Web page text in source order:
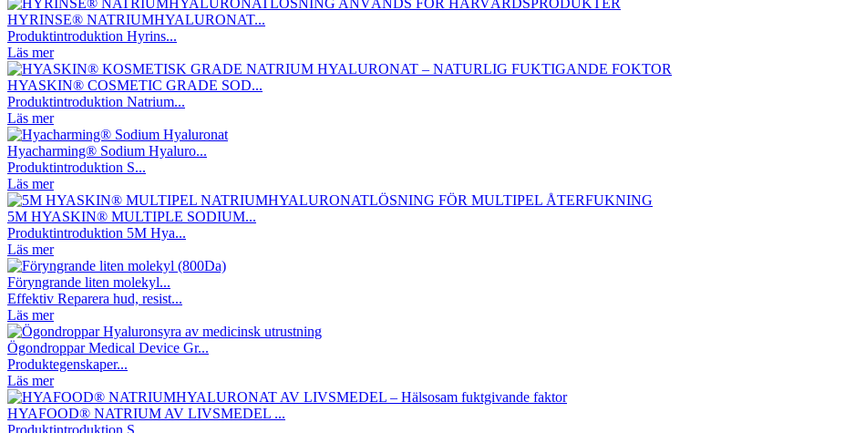
HYRINSE® NATRIUMHYALURONAT...
Produktintroduktion Hyrins...
Läs mer
HYASKIN® COSMETIC GRADE SOD...
Produktintroduktion Natrium...
Läs mer
Hyacharming® Sodium Hyaluro...
Produktintroduktion S...
Läs mer
5M HYASKIN® MULTIPLE SODIUM...
Produktintroduktion 5M Hya...
Läs mer
Föryngrande liten molekyl...
Effektiv Reparera hud, resist...
Läs mer
Ögondroppar Medical Device Gr...
Produktegenskaper...
Läs mer
HYAFOOD® NATRIUM AV LIVSMEDEL ...
Produktintroduktion S...